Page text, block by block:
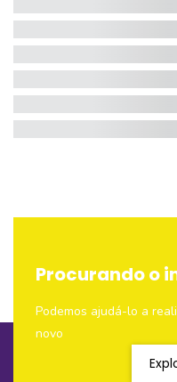
Procurando o
Podemos ajudá-lo a
novo